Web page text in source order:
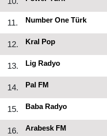
11. Number One Türk
12. Kral Pop
13. Lig Radyo
14. Pal FM
15. Baba Radyo
16. Arabesk FM